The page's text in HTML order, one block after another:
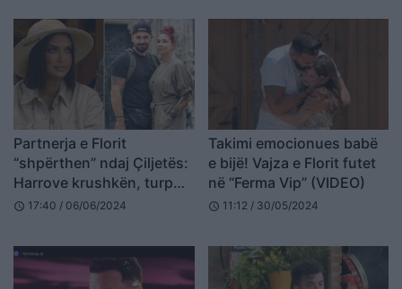
shkruajë vetë!
Partnerja e Florit
“shpërthen” ndaj Çiljetës:
Harrove krushkën, turp
për ty!
schedule 17:40 / 06/06/2024
Takimi emocionues babë
e bijë! Vajza e Florit futet
në “Ferma Vip” (VIDEO)
schedule 11:12 / 30/05/2024